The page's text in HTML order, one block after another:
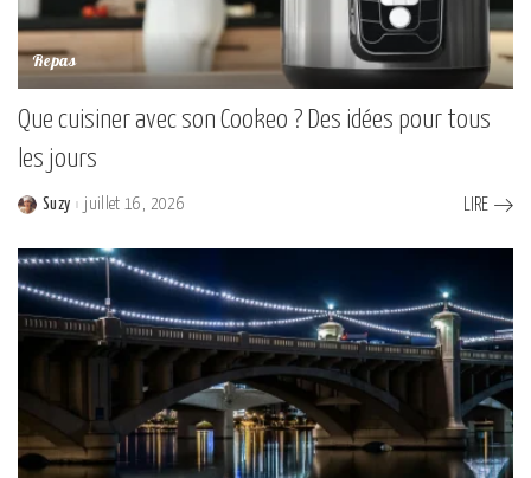
Repas
Que cuisiner avec son Cookeo ? Des idées pour tous
les jours
Posted
Suzy juillet 16, 2026 LIRE